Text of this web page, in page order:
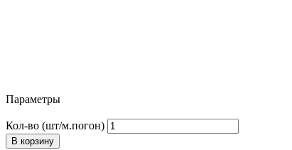
Параметры
Кол-во (шт/м.погон)
В корзину